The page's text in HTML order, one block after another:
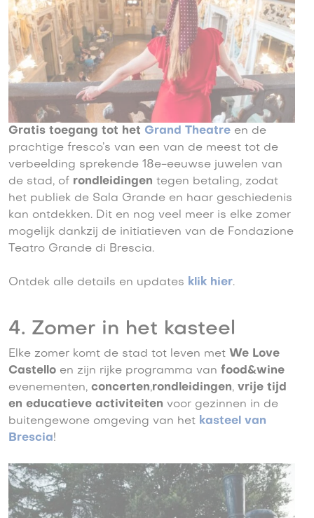
Gratis toegang tot het Grand Theatre en de
prachtige fresco’s van een van de meest tot de
verbeelding sprekende 18e-eeuwse juwelen van
de stad, of rondleidingen tegen betaling, zodat
het publiek de Sala Grande en haar geschiedenis
kan ontdekken. Dit en nog veel meer is elke zomer
mogelijk dankzij de initiatieven van de Fondazione
Teatro Grande di Brescia.
Ontdek alle details en updates klik hier.
4. Zomer in het kasteel
Elke zomer komt de stad tot leven met We Love
Castello en zijn rijke programma van food&wine
evenementen, concerten,rondleidingen, vrije tijd
en educatieve activiteiten voor gezinnen in de
buitengewone omgeving van het kasteel van
Brescia!